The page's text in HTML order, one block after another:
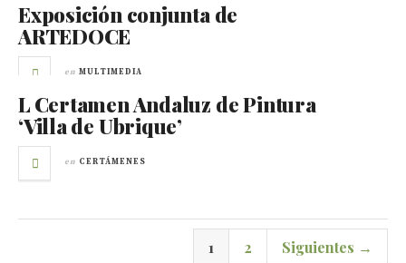
Exposición conjunta de
ARTEDOCE
en MULTIMEDIA
L Certamen Andaluz de Pintura
‘Villa de Ubrique’
en CERTÁMENES
1 2 Siguientes →